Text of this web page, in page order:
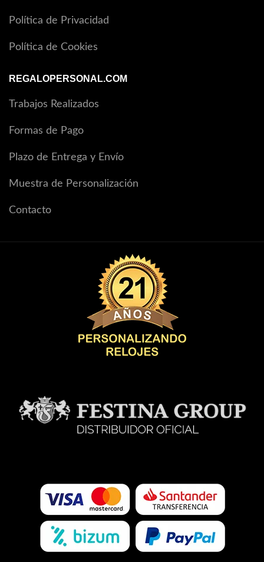
Política de Privacidad
Política de Cookies
REGALOPERSONAL.COM
Trabajos Realizados
Formas de Pago
Plazo de Entrega y Envío
Muestra de Personalización
Contacto